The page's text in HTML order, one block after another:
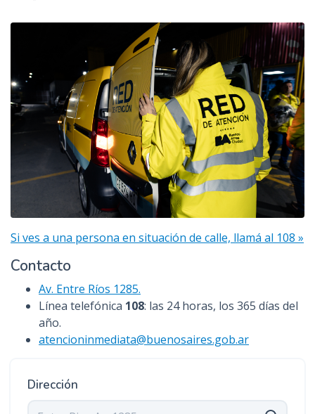
Si ves a una persona en situación de calle, llamá al 108 »
Contacto
Av. Entre Ríos 1285.
Línea telefónica 108: las 24 horas, los 365 días del
año.
atencioninmediata@buenosaires.gob.ar
Dirección